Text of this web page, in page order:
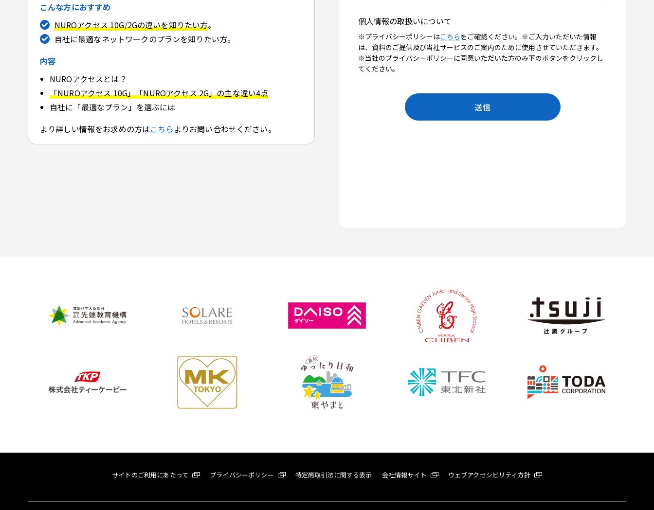
こんな方におすすめ
NUROアクセス 10G/2Gの違いを知りたい方。
自社に最適なネットワークのプランを知りたい方。
内容
NUROアクセスとは？
「NUROアクセス 10G」「NUROアクセス 2G」の主な違い4点
自社に「最適なプラン」を選ぶには
より詳しい情報をお求めの方はこちらよりお問い合わせください。
サイトのご利用にあたって プライバシーポリシー 特定商取引法に関する表示 会社情報サイト ウェブアクセシビリティ方針